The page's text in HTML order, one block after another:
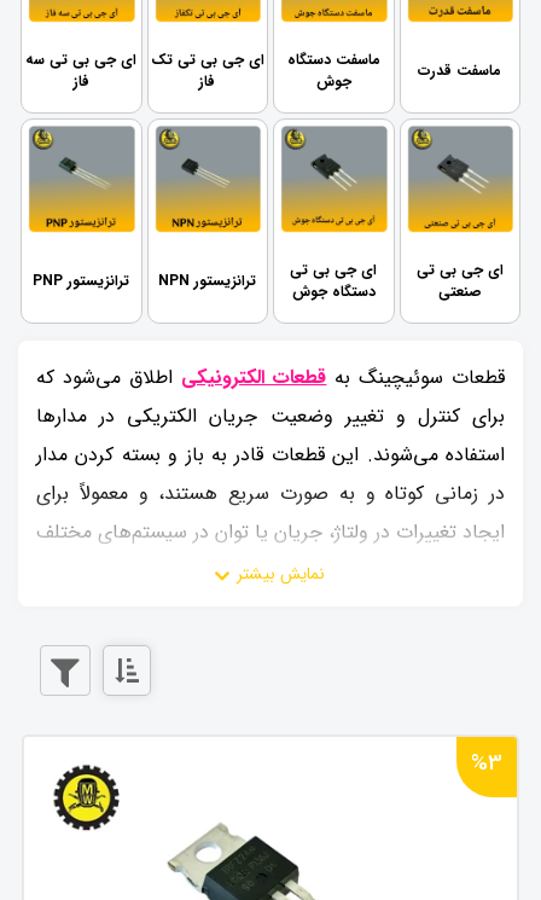
ماسفت قدرت
ماسفت دستگاه
جوش
ای جی بی تی تک
فاز
ای جی بی تی سه
فاز
ای جی بی تی
صنعتی
ای جی بی تی
دستگاه جوش
ترانزیستور NPN ترانزیستور PNP
قطعات سوئیچینگ بهقطعات الکترونیکی اطلاق می‌شود که
برای کنترل و تغییر وضعیت جریان الکتریکی در مدارها
استفاده می‌شوند. این قطعات قادر به باز و بسته کردن مدار
در زمانی کوتاه و به صورت سریع هستند، و معمولاً برای
ایجاد تغییرات در ولتاژ، جریان یا توان در سیستم‌های مختلف
به کار می‌روند. از جمله کاربردهای رایج این قطعات می‌توان
%3